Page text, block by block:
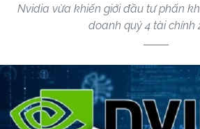
Nvidia vừa khiến giới đầu tư phấn
doanh quý 4 tài chính